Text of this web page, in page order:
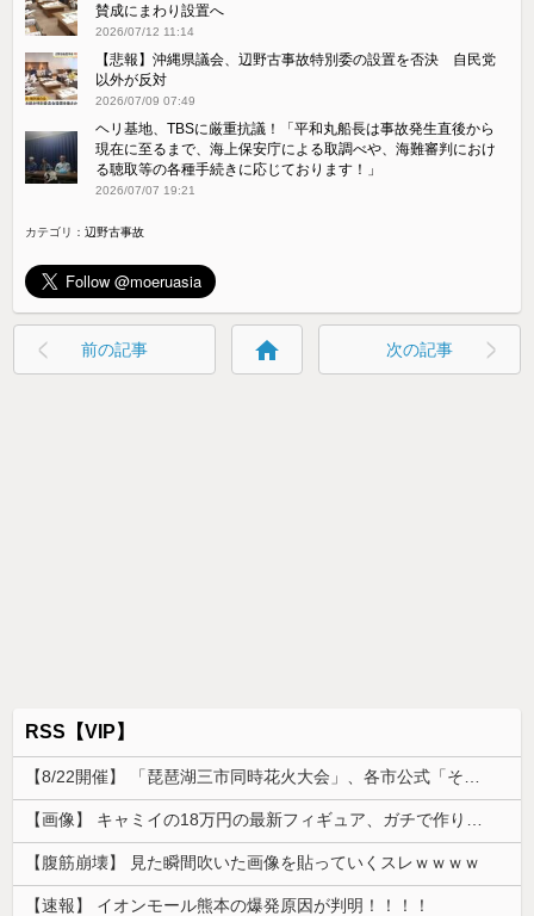
賛成にまわり設置へ
2026/07/12 11:14
【悲報】沖縄県議会、辺野古事故特別委の設置を否決 自民党
以外が反対
2026/07/09 07:49
ヘリ基地、TBSに厳重抗議！「平和丸船長は事故発生直後から
現在に至るまで、海上保安庁による取調べや、海難審判におけ
る聴取等の各種手続きに応じております！」
2026/07/07 19:21
カテゴリ：辺野古事故
前の記事 home 次の記事
RSS【VIP】
【腹筋崩壊】 見た瞬間吹いた画像を貼っていくスレｗｗｗｗ
【速報】 イオンモール熊本の爆発原因が判明！！！！